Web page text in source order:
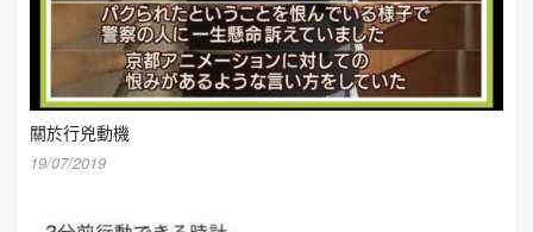
關於行兇動機
19/07/2019